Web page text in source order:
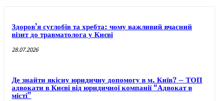
Здоров’я суглобів та хребта: чому важливий вчасний
візит до травматолога у Києві
28.07.2026
Де знайти якісну юридичну допомогу в м. Київ? – ТОП
адвокати в Києві від юридичної компанії “Адвокат в
місті”